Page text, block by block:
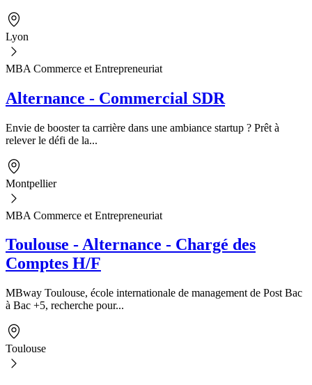
Lyon
MBA Commerce et Entrepreneuriat
Alternance - Commercial SDR
Envie de booster ta carrière dans une ambiance startup ? Prêt à
relever le défi de la...
Montpellier
MBA Commerce et Entrepreneuriat
Toulouse - Alternance - Chargé des
Comptes H/F
MBway Toulouse, école internationale de management de Post Bac
à Bac +5, recherche pour...
Toulouse